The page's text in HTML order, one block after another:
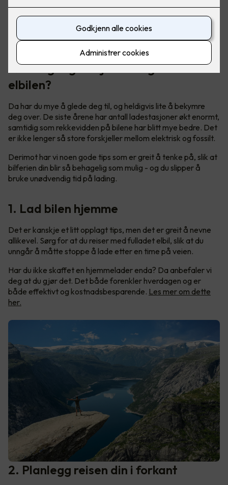
Skal du på norgesferie med elbil? Her er noen triks for å
forlenge rekkevidden, slik at du kan kjøre trollstigen uten
rekkeviddeangst.
Første gang du kjører langtur med
elbilen?
Da har du mye å glede deg til, og heldigvis lite å bekymre
deg over. De siste årene har antall ladestasjoner økt enormt,
samtidig som rekkevidden på bilene har blitt mye bedre. Det
er ikke lenger så store forskjeller mellom elektrisk og fossilt.
Derimot har vi noen gode tips som er greit å tenke på, slik at
bilferien din blir så behagelig som mulig - og du slipper å
bruke unødvendig tid på lading.
1. Lad bilen hjemme
Det er kanskje et litt opplagt tips, men det er greit å nevne
allikevel. Sørg for at du reiser med fulladet elbil, slik at du
unngår å måtte stoppe å lade etter en time på veien.
Har du ikke skaffet en hjemmelader enda? Da anbefaler vi
deg at du gjør det. Det både forenkler hverdagen og er
både effektivt og kostnadsbesparende. Les mer om dette
her.
2. Planlegg reisen din i forkant